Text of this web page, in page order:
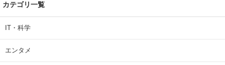
カテゴリ一覧
IT・科学
エンタメ